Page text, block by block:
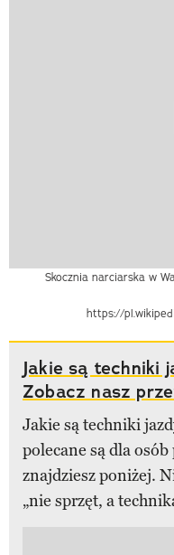
Skocznia narciarska w
https://
Jakie są techniki
Zobacz nasz
Jakie są techniki
polecane są dla
znajdziesz poniżej.
„nie sprzęt, a